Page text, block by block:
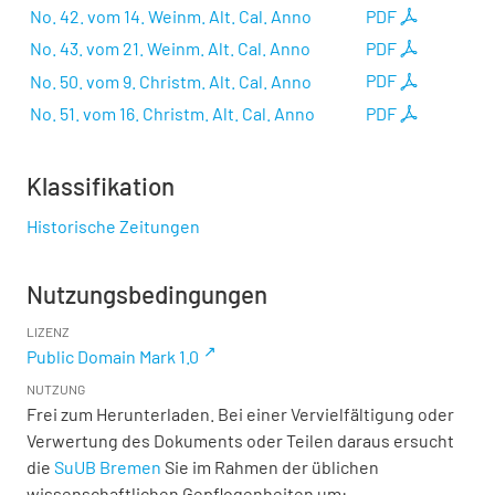
PDF
No. 42. vom 14. Weinm. Alt. Cal. Anno
PDF
No. 43. vom 21. Weinm. Alt. Cal. Anno
PDF
No. 50. vom 9. Christm. Alt. Cal. Anno
PDF
No. 51. vom 16. Christm. Alt. Cal. Anno
Klassifikation
Historische Zeitungen
Nutzungsbedingungen
LIZENZ
Public Domain Mark 1.0
NUTZUNG
Frei zum Herunterladen. Bei einer Vervielfältigung oder
Verwertung des Dokuments oder Teilen daraus ersucht
die SuUB Bremen Sie im Rahmen der üblichen